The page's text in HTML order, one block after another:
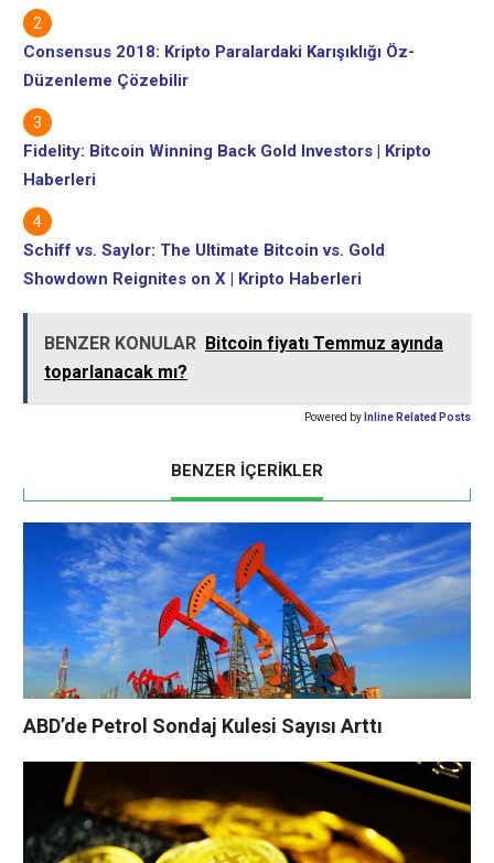
Consensus 2018: Kripto Paralardaki Karışıklığı Öz-
Düzenleme Çözebilir
Fidelity: Bitcoin Winning Back Gold Investors | Kripto
Haberleri
Schiff vs. Saylor: The Ultimate Bitcoin vs. Gold
Showdown Reignites on X | Kripto Haberleri
BENZER KONULAR Bitcoin fiyatı Temmuz ayında
toparlanacak mı?
Powered by Inline Related Posts
BENZER İÇERİKLER
ABD’de Petrol Sondaj Kulesi Sayısı Arttı